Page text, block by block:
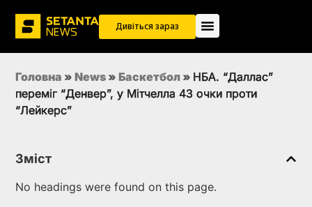
Дивіться зараз
Головна » News » Баскетбол » НБА. “Даллас”
переміг “Денвер”, у Мітчелла 43 очки проти
“Лейкерс”
Зміст
No headings were found on this page.